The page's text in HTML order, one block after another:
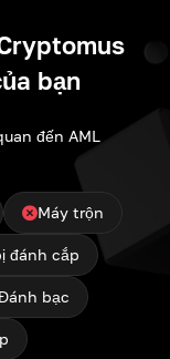
bạn
đến AML
Máy trộn
đánh cắp
bạc